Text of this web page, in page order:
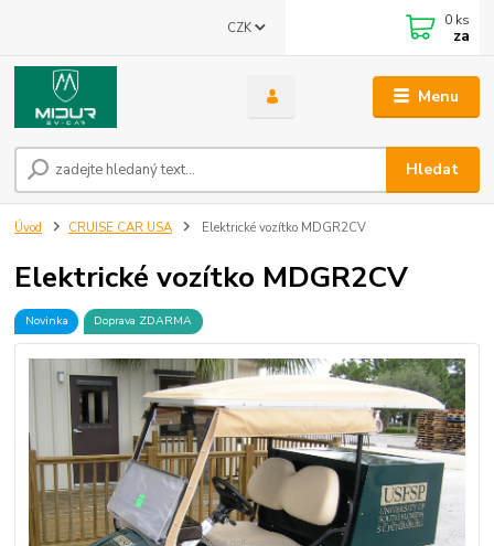
Menu
CZK
Hledat
0 ks
za
Úvod CRUISE CAR USA Elektrické vozítko MDGR2CV
Elektrické vozítko MDGR2CV
Novinka Doprava ZDARMA